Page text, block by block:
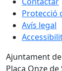
Protecció
Avís legal
Ajuntament
Plaça Onze